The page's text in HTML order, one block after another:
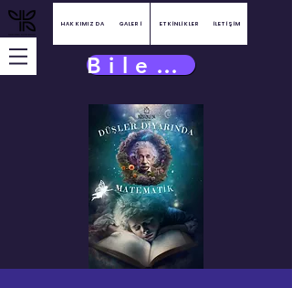
HAKKIMIZDA GALERİ ETKİNLİKLER İLETİŞİM
Bilet Satın Al